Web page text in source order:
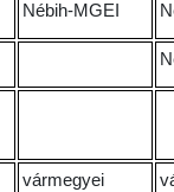
Nébih-MGEI
vármegyei